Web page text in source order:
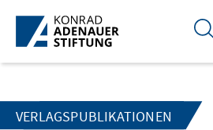
Skip to Main Content
VERLAGSPUBLIKATIONEN